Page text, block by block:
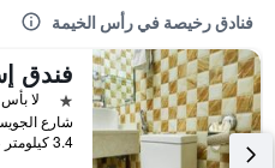
فنادق رخيصة في رأس الخيمة
فندق
نجمةلا بأس 4.9
3.4 كيلومتر عن وسط المدينة